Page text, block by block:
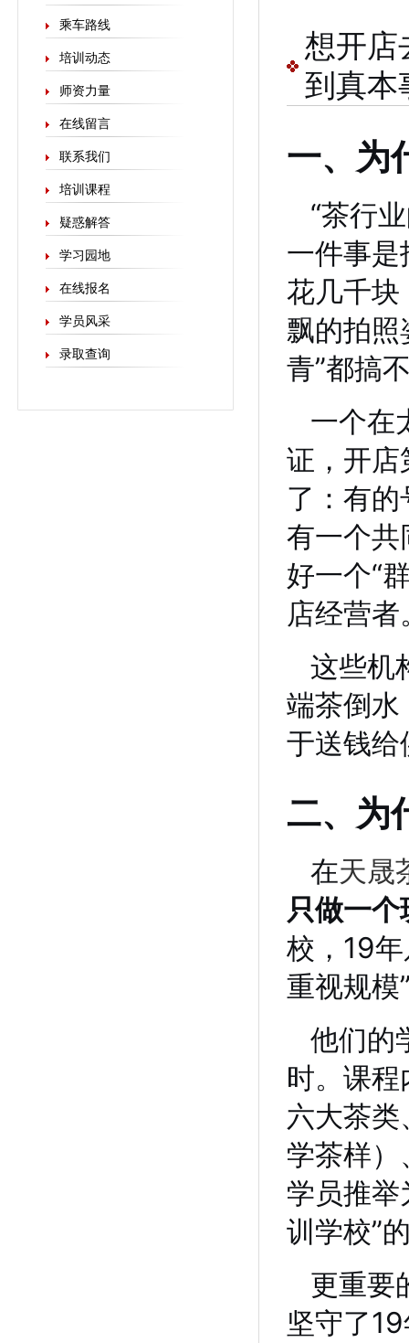
乘车路线
培训动态
师资力量
在线留言
联系我们
培训课程
疑惑解答
学习园地
在线报名
学员风采
录取查询
想开店
到真本
一、为
“茶行
一件事是
花几千
飘的拍照
青”都搞
一个在
证，开店
了：有的
有一个
好一个“
店经营者
这些机
端茶倒水
于送钱给
二、为
在天晟
只做一
校，19
重视规
他们的
时。课
六大茶
学茶样
学员推举
训学校”
更重要
坚守了